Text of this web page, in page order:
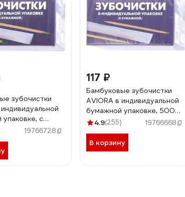
зубочистки
с
500 шт в19766728
117 ₽
Бамбуковые зубочистки
AVIORA в индивидуальной
бумажной упаковке, 500
шт в картонной коробке
4.9(255) 19766668
В корзину